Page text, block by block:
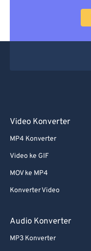
Video Konverter
MP4 Konverter
Video ke GIF
MOV ke MP4
Konverter Video
Audio Konverter
MP3 Konverter